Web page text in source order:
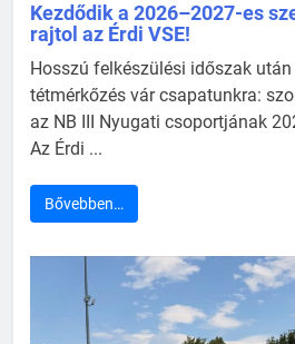
Kezdődik a 2026–2027-es
rajtol az Érdi VSE!
Hosszú felkészülési időszak
tétmérkőzés vár csapatunkra:
az NB III Nyugati csoportjának
Az Érdi ...
Bővebben…